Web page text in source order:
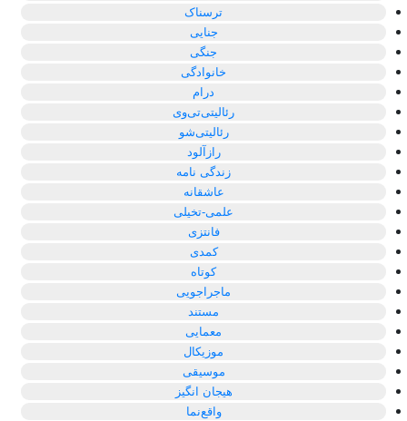
ترسناک
جنایی
جنگی
خانوادگی
درام
رئالیتی‌تی‌وی
رئالیتی‌شو
رازآلود
زندگی نامه
عاشقانه
علمی-تخیلی
فانتزی
کمدی
کوتاه
ماجراجویی
مستند
معمایی
موزیکال
موسیقی
هیجان انگیز
واقع‌نما